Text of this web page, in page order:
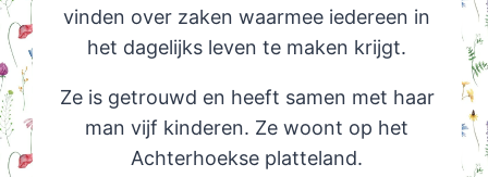
vinden over zaken waarmee iedereen in
het dagelijks leven te maken krijgt.
Ze is getrouwd en heeft samen met haar
man vijf kinderen. Ze woont op het
Achterhoekse platteland.